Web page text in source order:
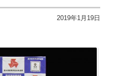
2019年1月19日